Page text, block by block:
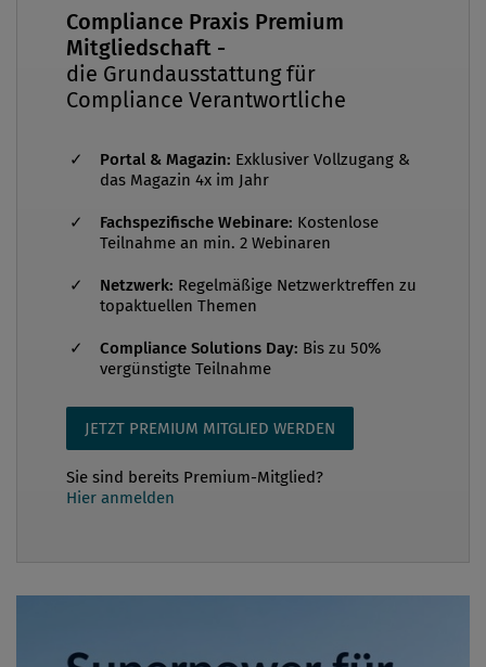
Compliance Praxis Premium
Mitgliedschaft -
die Grundausstattung für
Compliance Verantwortliche
Portal & Magazin: Exklusiver Vollzugang &
das Magazin 4x im Jahr
Fachspezifische Webinare: Kostenlose
Teilnahme an min. 2 Webinaren
Netzwerk: Regelmäßige Netzwerktreffen zu
topaktuellen Themen
Compliance Solutions Day: Bis zu 50%
vergünstigte Teilnahme
JETZT PREMIUM MITGLIED WERDEN
Sie sind bereits Premium-Mitglied?
Hier anmelden